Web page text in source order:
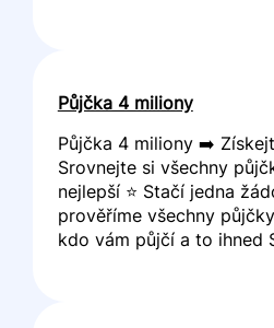
Půjčka 4 miliony
Půjčka 4 miliony ➡️
Srovnejte si všechny
nejlepší ⭐ Stačí jedna
prověříme všechny
kdo vám půjčí a to ihned